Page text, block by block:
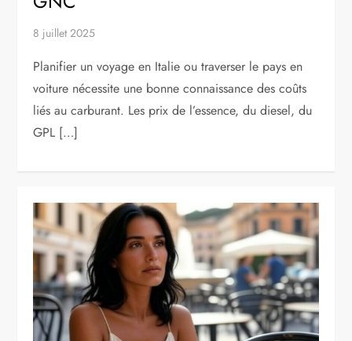
8 juillet 2025
Planifier un voyage en Italie ou traverser le pays en
voiture nécessite une bonne connaissance des coûts
liés au carburant. Les prix de l’essence, du diesel, du
GPL […]